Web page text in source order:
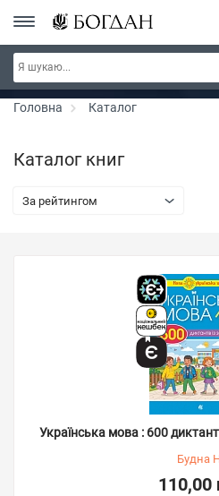
РОЗПРОДАЖ ~ 150 грн ~ 200 грн ~ 250
300 грн ~ РОЗПРОДАЖ
Головна Каталог
Каталог книг
За рейтингом
Українська мова : 600
Будна
110,00